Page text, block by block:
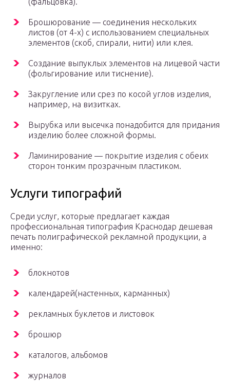
Брошюрование — соединения нескольких
листов (от 4-х) с использованием специальных
элементов (скоб, спирали, нити) или клея.
Создание выпуклых элементов на лицевой части
(фольгирование или тиснение).
Закругление или срез по косой углов изделия,
например, на визитках.
Вырубка или высечка понадобится для придания
изделию более сложной формы.
Ламинирование — покрытие изделия с обеих
сторон тонким прозрачным пластиком.
Услуги типографий
Среди услуг, которые предлагает каждая
профессиональная типография Краснодар дешевая
печать полиграфической рекламной продукции, а
именно:
блокнотов
календарей(настенных, карманных)
рекламных буклетов и листовок
брошюр
каталогов, альбомов
журналов